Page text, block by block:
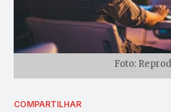
Foto:
COMPARTILHAR